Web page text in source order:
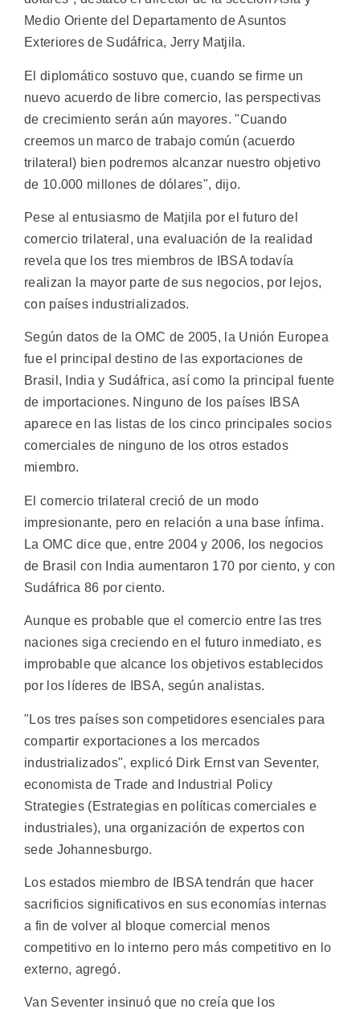
Medio Oriente del Departamento de Asuntos
Exteriores de Sudáfrica, Jerry Matjila.
El diplomático sostuvo que, cuando se firme un
nuevo acuerdo de libre comercio, las perspectivas
de crecimiento serán aún mayores. "Cuando
creemos un marco de trabajo común (acuerdo
trilateral) bien podremos alcanzar nuestro objetivo
de 10.000 millones de dólares", dijo.
Pese al entusiasmo de Matjila por el futuro del
comercio trilateral, una evaluación de la realidad
revela que los tres miembros de IBSA todavía
realizan la mayor parte de sus negocios, por lejos,
con países industrializados.
Según datos de la OMC de 2005, la Unión Europea
fue el principal destino de las exportaciones de
Brasil, India y Sudáfrica, así como la principal fuente
de importaciones. Ninguno de los países IBSA
aparece en las listas de los cinco principales socios
comerciales de ninguno de los otros estados
miembro.
El comercio trilateral creció de un modo
impresionante, pero en relación a una base ínfima.
La OMC dice que, entre 2004 y 2006, los negocios
de Brasil con India aumentaron 170 por ciento, y con
Sudáfrica 86 por ciento.
Aunque es probable que el comercio entre las tres
naciones siga creciendo en el futuro inmediato, es
improbable que alcance los objetivos establecidos
por los líderes de IBSA, según analistas.
"Los tres países son competidores esenciales para
compartir exportaciones a los mercados
industrializados", explicó Dirk Ernst van Seventer,
economista de Trade and Industrial Policy
Strategies (Estrategias en políticas comerciales e
industriales), una organización de expertos con
sede Johannesburgo.
Los estados miembro de IBSA tendrán que hacer
sacrificios significativos en sus economías internas
a fin de volver al bloque comercial menos
competitivo en lo interno pero más competitivo en lo
externo, agregó.
Van Seventer insinuó que no creía que los